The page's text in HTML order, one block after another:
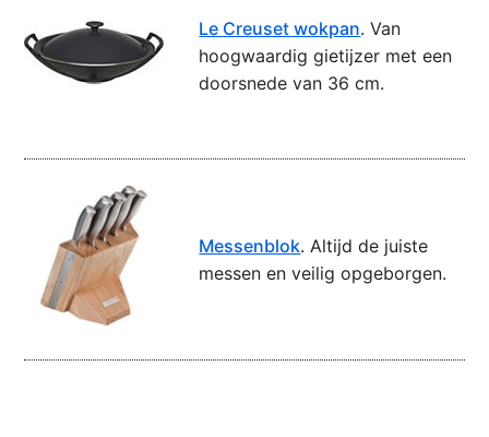
Le Creuset wokpan. Van
hoogwaardig gietijzer met een
doorsnede van 36 cm.
Messenblok. Altijd de juiste
messen en veilig opgeborgen.